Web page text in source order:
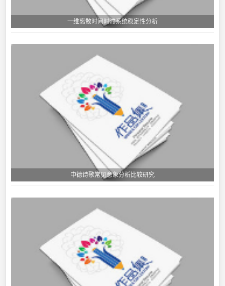
一维离散时间时滞系统稳定性分析
中德诗歌常见意象分析比较研究